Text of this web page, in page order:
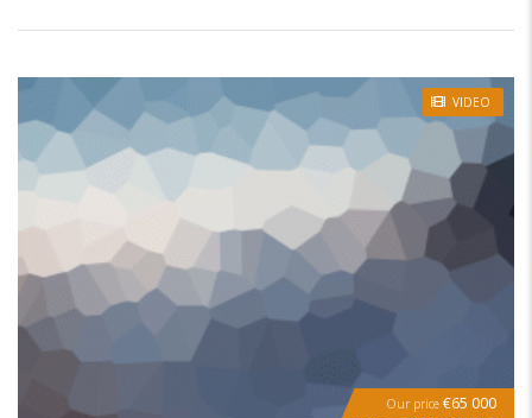
VIDEO
Our price €65 000